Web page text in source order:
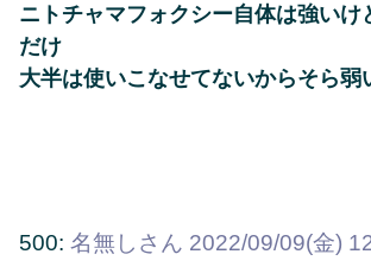
ニトチャマフォクシー自体は強いけ
だけ
大半は使いこなせてないからそら弱
500: 名無しさん 2022/09/09(金)